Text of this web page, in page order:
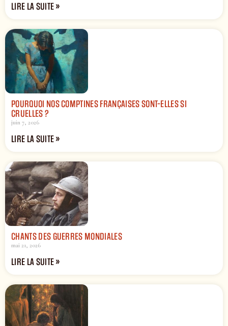
LIRE LA SUITE »
POURQUOI NOS COMPTINES FRANÇAISES SONT-ELLES SI
CRUELLES ?
juin 7, 2026
LIRE LA SUITE »
CHANTS DES GUERRES MONDIALES
mai 21, 2026
LIRE LA SUITE »